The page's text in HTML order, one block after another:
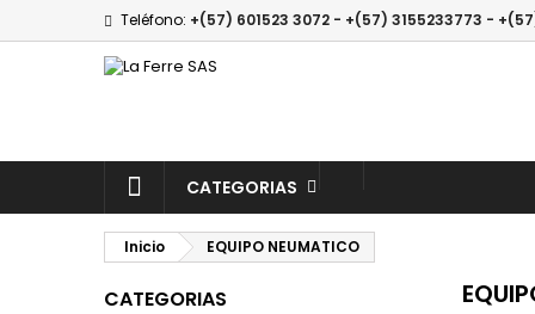
Teléfono: +(57) 601523 3072 - +(57) 3155233773 -
CATEGORIAS
Inicio EQUIPO NEUMATICO
CATEGORIAS